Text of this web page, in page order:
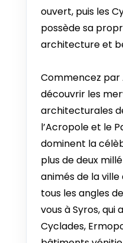
1
3 SEP
4 SEP
5 SEP
6 SEP
ouvert, puis les
possède sa
architecture et
Commencez par
découvrir les
architecturales
l’Acropole et le
dominent la
plus de deux
animés de la
tous les angles
vous à Syros,
Cyclades,